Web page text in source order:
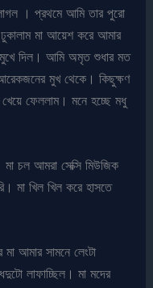
। প্রথমে আমি তার পুরো
মা আয়েশ করে আমার
দিল। আমি অমৃত শুধার মত
মুখ থেকে। কিছুক্ষণ
ফেললাম। মনে হচ্ছে মধু
চল আমরা সেক্সি মিউজিক
মা খিল খিল করে হাসতে
আমার সামনে লেংটা
লাফাচ্ছিল। মা মদের